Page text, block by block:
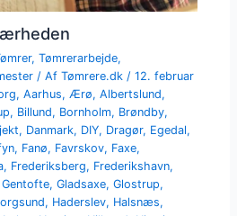
,Tømrerarbejde,
/ AfTømrere.dk /12. februar
,Aarhus, Ærø,Albertslund,
, Billund, Bornholm, Brøndby,
, Danmark, DIY, Dragør, Egedal,
, Fanø, Favrskov, Faxe,
, Frederiksberg, Frederikshavn,
Gentofte,Gladsaxe,Glostrup,
, Haderslev, Halsnæs,